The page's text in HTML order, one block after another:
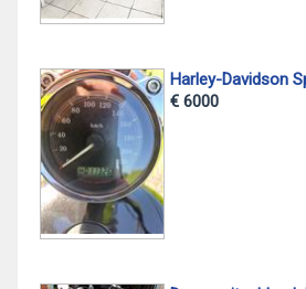
Harley-Davidson
€ 6000